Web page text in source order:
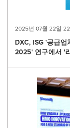
2025년 07월 22일
DXC, ISG '공급
2025' 연구에서 '